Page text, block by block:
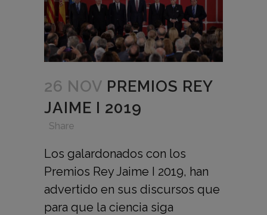
26 NOV PREMIOS REY
JAIME I 2019
Share
Los galardonados con los
Premios Rey Jaime I 2019, han
advertido en sus discursos que
para que la ciencia siga